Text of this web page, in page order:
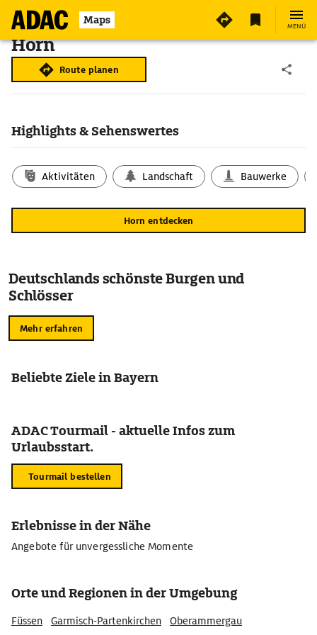
Maps MENÜ
Horn
Route planen
Highlights & Sehenswertes
Aktivitäten Landschaft Bauwerke
Horn entdecken
Deutschlands schönste Burgen und
Schlösser
Mehr erfahren
Beliebte Ziele in Bayern
ADAC Tourmail - aktuelle Infos zum
Urlaubsstart.
Tourmail bestellen
Erlebnisse in der Nähe
Angebote für unvergessliche Momente
Orte und Regionen in der Umgebung
Füssen Garmisch-Partenkirchen Oberammergau